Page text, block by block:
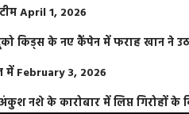
April 1, 2026
किड्स के नए कैंपेन में फराह खान ने
में February 3, 2026
अंकुश नशे के कारोबार में लिप्त गिरोहों